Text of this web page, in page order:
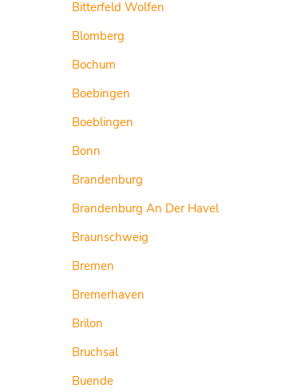
Bitterfeld Wolfen
Blomberg
Bochum
Boebingen
Boeblingen
Bonn
Brandenburg
Brandenburg An Der Havel
Braunschweig
Bremen
Bremerhaven
Brilon
Bruchsal
Buende